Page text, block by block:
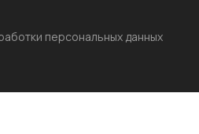
персональных данных